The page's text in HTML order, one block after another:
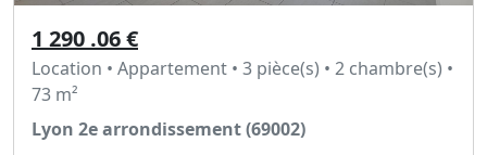
1 290 .06 €
Location • Appartement • 3 pièce(s) • 2 chambre(s) •
73 m²
Lyon 2e arrondissement (69002)